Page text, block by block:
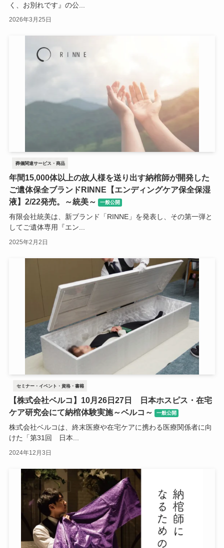
く、お別れです』の公...
2026年3月25日
葬儀関連サービス・商品
年間15,000体以上の故人様を送り出す納棺師が開発した
ご遺体保全ブランドRINNE【エンディングケア保全保湿
液】2/22発売。～統美～
一般公開
有限会社統美は、新ブランド「RINNE」を発表し、その第一弾と
してご遺体専用『エン...
2025年2月2日
セミナー・イベント・資格・書籍
【株式会社ベルコ】10月26日27日 日本ホスピス・在宅
ケア研究会にて納棺体験実施～ベルコ～
一般公開
株式会社ベルコは、終末医療や在宅ケアに携わる医療関係者に向
けた「第31回 日本...
2024年12月3日